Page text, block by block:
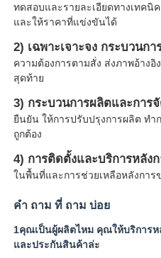
ทดสอบและรายละเอียดทางเทค
และให้ราคาที่แข่งขันได้
2) เฉพาะเจาะจง กระบวนก
ความต้องการตามสั่ง ส่งภาพอ้าง
สุดท้าย
3) กระบวนการผลิตและการ
ยืนยัน ให้การปรับปรุงการผลิต ทํ
ถูกต้อง
4) การติดตั้งและบริการหลัง
ในพื้นที่และการช่วยเหลือหลังการ
คํา ถาม ที่ ถาม บ่อย
1คุณเป็นผู้ผลิตไหม คุณให้บริการห
และประกันสินค้าล่ะ